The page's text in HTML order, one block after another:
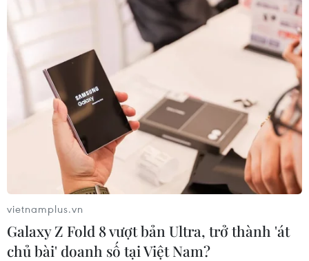
vietnamplus.vn
Galaxy Z Fold 8 vượt bản Ultra, trở thành 'át
chủ bài' doanh số tại Việt Nam?